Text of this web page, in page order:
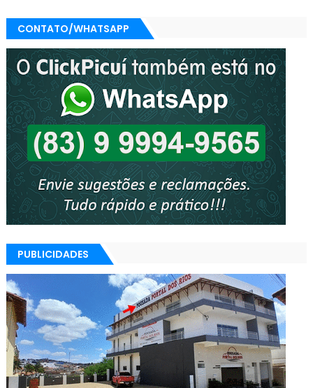
CONTATO/WHATSAPP
PUBLICIDADES